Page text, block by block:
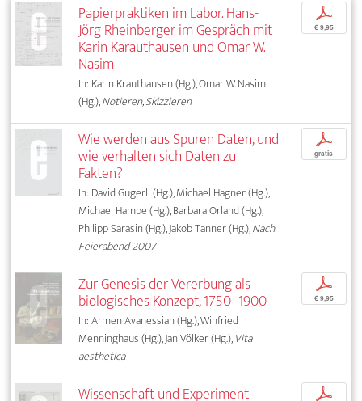
Papierpraktiken im Labor. Hans-
Jörg Rheinberger im Gespräch mit
Karin Karauthausen und Omar W.
Nasim
In: Karin Krauthausen (Hg.), Omar W. Nasim
(Hg.),Notieren, Skizzieren
p
€ 9,95
Wie werden aus Spuren Daten, und
wie verhalten sich Daten zu
Fakten?
In: David Gugerli (Hg.), Michael Hagner (Hg.),
Michael Hampe (Hg.), Barbara Orland (Hg.),
Philipp Sarasin (Hg.), Jakob Tanner (Hg.),Nach
Feierabend 2007
p
gratis
Zur Genesis der Vererbung als
biologisches Konzept, 1750–1900
In: Armen Avanessian (Hg.), Winfried
Menninghaus (Hg.), Jan Völker (Hg.),Vita
aesthetica
p
€ 9,95
Wissenschaft und Experiment p